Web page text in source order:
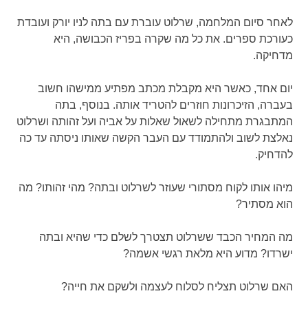
לאחר סיום המלחמה, שרלוט עוברת עם בתה לניו יורק ועובדת
כעורכת ספרים. את כל מה שקרה בפריז הכבושה, היא
מדחיקה.
יום אחד, כאשר היא מקבלת מכתב מפתיע ממישהו חשוב
בעברה, הזיכרונות חוזרים להטריד אותה. בנוסף, בתה
המתבגרת מתחילה לשאול שאלות על אביה ועל זהותה ושרלוט
נאלצת לשוב ולהתמודד עם העבר הקשה שאותו ניסתה עד כה
להדחיק.
מיהו אותו לקוח מסתורי שעוזר לשרלוט ובתה? מהי זהותו? מה
הוא מסתיר?
מה המחיר הכבד ששרלוט תצטרך לשלם כדי שהיא ובתה
ישרדו? מדוע היא מלאת רגשי אשמה?
האם שרלוט תצליח לסלוח לעצמה ולשקם את חייה?